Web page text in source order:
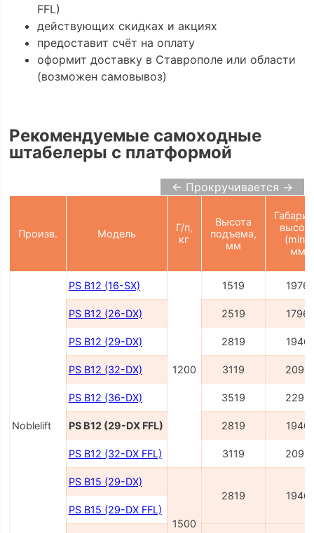
FFL)
действующих скидках и акциях
предоставит счёт на оплату
оформит доставку в Ставрополе или области
(возможен самовывоз)
Рекомендуемые самоходные
штабелеры с платформой
← Прокручивается →
Произв. Модель
Г/п,
кг
Высота
подъема,
мм
(min),
мм
Noblelift
PS B12 (16-SX)
1200
1519 1976
PS B12 (26-DX) 2519 1796
PS B12 (29-DX) 2819 1946
PS B12 (32-DX) 3119 2096
PS B12 (36-DX) 3519 2296
PS B12 (29-DX FFL) 2819 1946
PS B12 (32-DX FFL) 3119 2096
PS B15 (29-DX)
1500
2819
1946
PS B15 (29-DX FFL)